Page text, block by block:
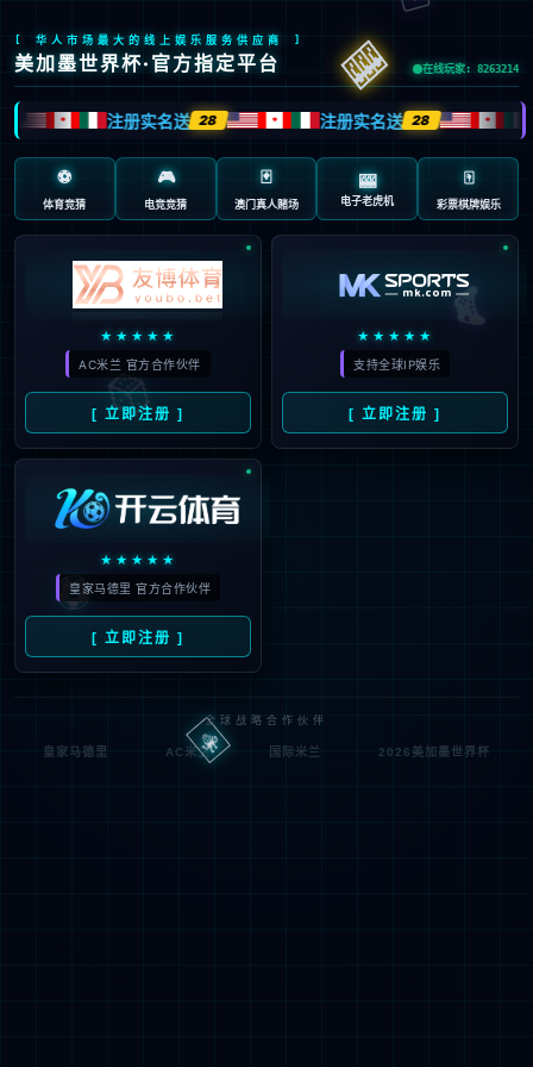
页面错误！请稍后再试～
V5.0.9 { 十年磨一剑-为API开发设计的高性能框架 }